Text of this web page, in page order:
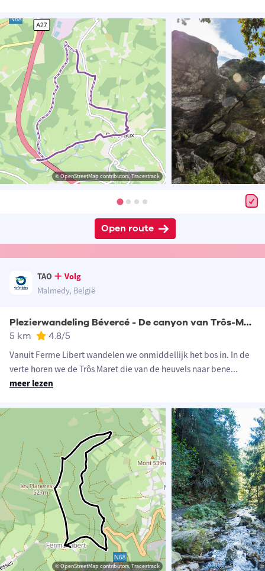
© OpenStreetMap contributors, Tracestrack
Open route
TAO
Volg
Malmedy, België
Plezierwandeling Bévercé - De canyon van Trôs-Marets
5 km 4.8/5
Vanuit Ferme Libert wandelen we onmiddellijk het bos in. In de
verte horen we de Trôs Maret die van de heuvels naar bene...
meer lezen
© OpenStreetMap contributors, Tracestrack ©